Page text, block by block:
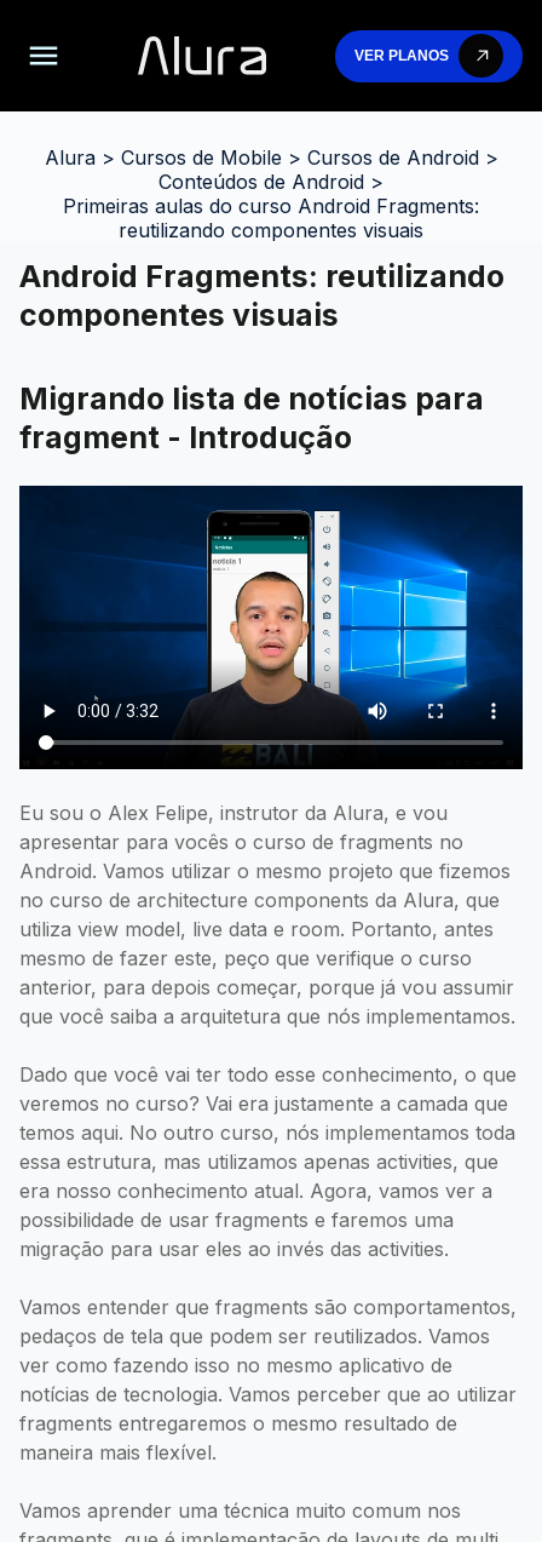
VER PLANOS
Alura> Cursos de Mobile> Cursos de Android>
Conteúdos de Android >
Primeiras aulas do curso Android Fragments:
reutilizando componentes visuais
Android Fragments: reutilizando
componentes visuais
Migrando lista de notícias para
fragment - Introdução
Eu sou o Alex Felipe, instrutor da Alura, e vou
apresentar para vocês o curso de fragments no
Android. Vamos utilizar o mesmo projeto que fizemos
no curso de architecture components da Alura, que
utiliza view model, live data e room. Portanto, antes
mesmo de fazer este, peço que verifique o curso
anterior, para depois começar, porque já vou assumir
que você saiba a arquitetura que nós implementamos.
Dado que você vai ter todo esse conhecimento, o que
veremos no curso? Vai era justamente a camada que
temos aqui. No outro curso, nós implementamos toda
essa estrutura, mas utilizamos apenas activities, que
era nosso conhecimento atual. Agora, vamos ver a
possibilidade de usar fragments e faremos uma
migração para usar eles ao invés das activities.
Vamos entender que fragments são comportamentos,
pedaços de tela que podem ser reutilizados. Vamos
ver como fazendo isso no mesmo aplicativo de
notícias de tecnologia. Vamos perceber que ao utilizar
fragments entregaremos o mesmo resultado de
maneira mais flexível.
Vamos aprender uma técnica muito comum nos